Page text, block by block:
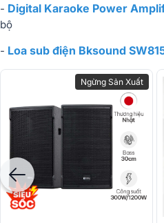
- Digital Karaoke Power
bộ
- Loa sub điện Bksound
Ngừng Sản Xuất